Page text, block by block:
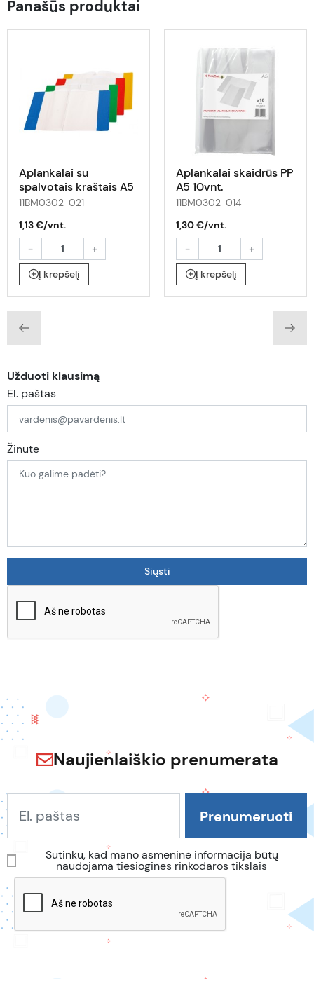
Panašūs produktai
Aplankalai su
spalvotais kraštais A5
5vnt.
11BM0302-021
1,13 €/vnt.
-
+
Į krepšelį
Aplankalai skaidrūs PP
A5 10vnt.
11BM0302-014
1,30 €/vnt.
-
+
Į krepšelį
Užduoti klausimą
El. paštas
Žinutė
Naujienlaiškio prenumerata
Sutinku, kad mano asmeninė informacija būtų
naudojama tiesioginės rinkodaros tikslais